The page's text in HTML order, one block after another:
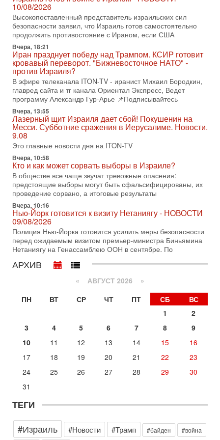
последних союзников. Путин - псих!
В эфире ITON-TV доктор Эльдар Намазов , историк,
политолог, в прошлом – помощник Президента
Азербайджана Гейдара Алиева . Ведет программу
Александр
3-08-2026, 11:09
Выборы в Израиле в опасности?! ШАБАК формирует
спецотдел
В этом выпуске мы разбираем одну из самых тревожных
тем израильской политики. Известно, что израильская
Служба общей безопасности (ШАБАК) создала
3-08-2026, 08:32
Трамп и Иран: последний шанс - НОВОСТИ
03/08/2026
Президент США Дональд Трамп объявил о возобновлении
переговоров с Ираном, но Тегеран пока не подтвердил
готовность к диалогу. По словам американского
2-08-2026, 08:42
Трамп отменил удар по Ирану - НОВОСТИ
02/08/2026
Президент США Дональд Трамп сегодня заявил об отмене
подготовленного удара по Ирану после обращений
Тегерана и других стран региона. По его словам,
1-08-2026, 17:50
«Русский голос» Израиля: кто заберет его на этот
раз?
меняли политический ландшафт Израиля. Достаточно
Тайны закрытых дверей: о чём на самом деле
молчат Трамп и Нетаньяху?
Недавний визит премьер-министра Израиля Биньямина
Нетаньяху в США и его встреча с Дональдом Трампом
оставили больше вопросов, чем ответов. Полная
Сегодня, 08:58
Израиль готов к войне с Ираном - НОВОСТИ
10/08/2026
Высокопоставленный представитель израильских сил
безопасности заявил, что Израиль готов самостоятельно
продолжить противостояние с Ираном, если США
Вчера, 18:21
кровавый переворот. "Бижневосточное НАТО" -
против Израиля?
10/08/2026
Высокопоставленный представитель израильских сил
безопасности заявил, что Израиль готов самостоятельно
продолжить противостояние с Ираном, если США
Вчера, 18:21
Иран празднует победу над Трампом. КСИР готовит
кровавый переворот. "Бижневосточное НАТО" -
против Израиля?
В эфире телеканала ITON-TV - иранист Михаил Бородкин,
главред сайта и тг канала Ориентал Экспресс, Ведет
программу Александр Гур-Арье 📌Подписывайтесь
Вчера, 13:55
Лазерный щит Израиля дает сбой! Покушенин на
Месси. Субботние сражения в Иерусалиме. Новости.
9.08
Это главные новости дня на ITON-TV
Вчера, 10:58
Кто и как может сорвать выборы в Израиле?
В обществе все чаще звучат тревожные опасения:
предстоящие выборы могут быть сфальсифицированы, их
проведение сорвано, а итоговые результаты
Вчера, 10:16
Нью-Йорк готовится к визиту Нетаниягу - НОВОСТИ
09/08/2026
Полиция Нью-Йорка готовится усилить меры безопасности
перед ожидаемым визитом премьер-министра Биньямина
Нетаниягу на Генассамблею ООН в сентябре. По
АРХИВ
« АВГУСТ 2026 »
ПН
ВТ СР ЧТ ПТ СБ
ВС
1
2
3
4 5 6 7 8
9
10
11 12 13 14 15
16
17
18 19 20 21 22
23
24
25 26 27 28 29
30
31
ТЕГИ
#Израиль
#Новости #Трамп #байден #война